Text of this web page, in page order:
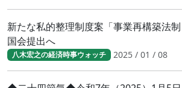
新たな私的整理制度案「事業再構築法
国会提出へ
八木宏之の経済時事ウォッチ 2025 / 01 / 08